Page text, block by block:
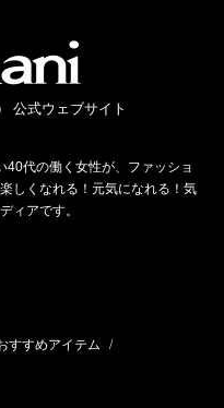
公式ウェブサイト
代の働く女性が、ファッショ
しくなれる！元気になれる！気
ィアです。
すすめアイテム /